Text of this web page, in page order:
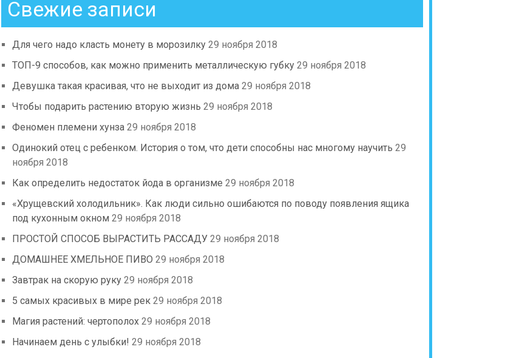
Свежие записи
Для чего надо класть монету в морозилку 29 ноября 2018
ТОП-9 способов, как можно применить металлическую губку 29 ноября 2018
Девушка такая красивая, что не выходит из дома 29 ноября 2018
Чтобы подарить растению вторую жизнь 29 ноября 2018
Феномен племени хунза 29 ноября 2018
Одинокий отец с ребенком. История о том, что дети способны нас многому научить 29
ноября 2018
Как определить недостаток йода в организме 29 ноября 2018
«Хрущевский холодильник». Как люди сильно ошибаются по поводу появления ящика
под кухонным окном 29 ноября 2018
ПРОСТОЙ СПОСОБ ВЫРАСТИТЬ РАССАДУ 29 ноября 2018
ДОМАШНЕЕ ХМЕЛЬНОЕ ПИВО 29 ноября 2018
Завтрак на скорую руку 29 ноября 2018
5 самых красивых в мире рек 29 ноября 2018
Магия растений: чертополох 29 ноября 2018
Начинаем день с улыбки! 29 ноября 2018